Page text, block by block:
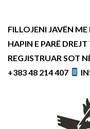
FILLOJENI JAVËN
HAPIN E PARË
REGJISTRUAR SOT
+383 48 214 407